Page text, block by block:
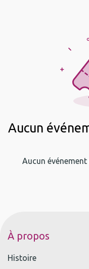
Aucun
Aucun
À propos
Histoire